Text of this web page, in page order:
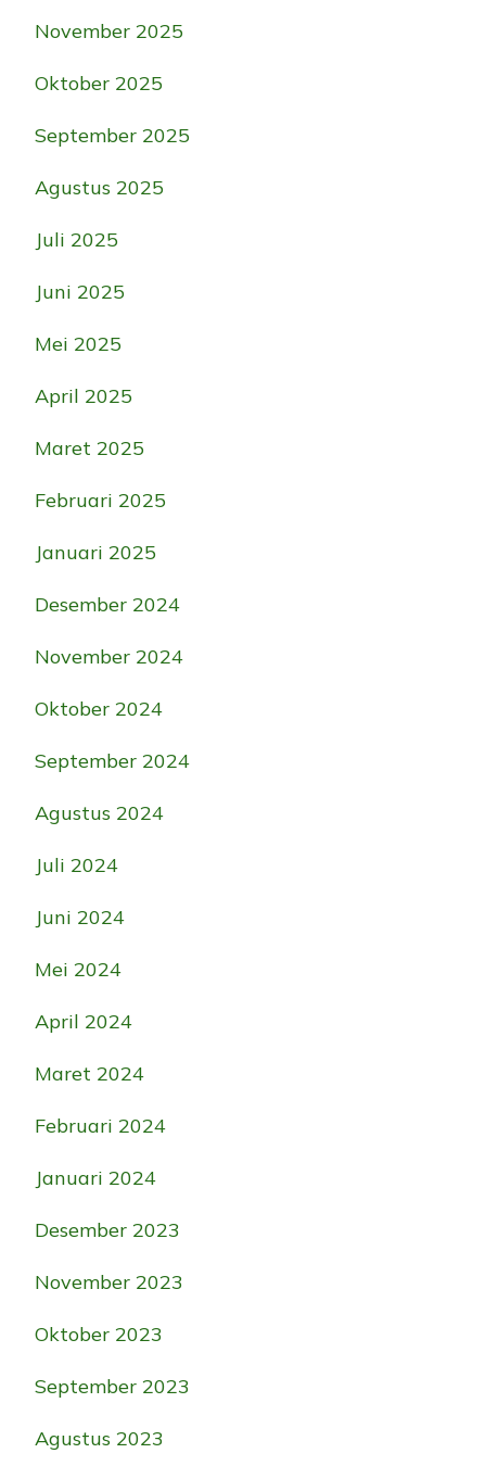
November 2025
Oktober 2025
September 2025
Agustus 2025
Juli 2025
Juni 2025
Mei 2025
April 2025
Maret 2025
Februari 2025
Januari 2025
Desember 2024
November 2024
Oktober 2024
September 2024
Agustus 2024
Juli 2024
Juni 2024
Mei 2024
April 2024
Maret 2024
Februari 2024
Januari 2024
Desember 2023
November 2023
Oktober 2023
September 2023
Agustus 2023